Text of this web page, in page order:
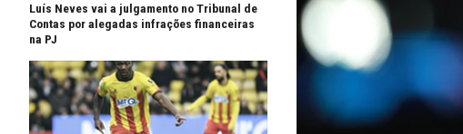
Luís Neves vai a julgamento no Tribunal de
Contas por alegadas infrações financeiras
na PJ